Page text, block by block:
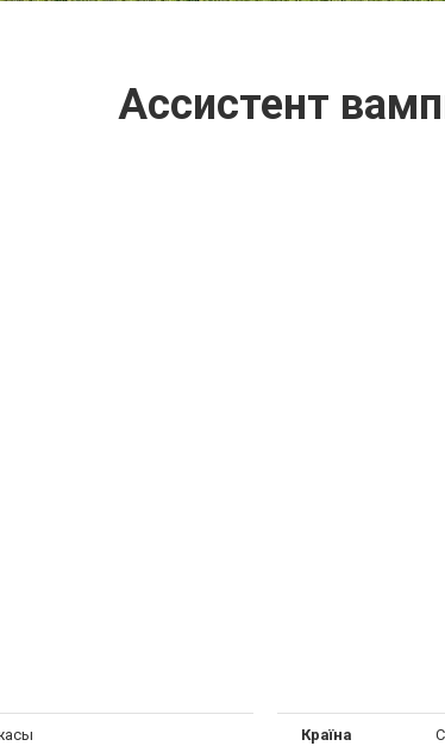
Ассистент
Країна